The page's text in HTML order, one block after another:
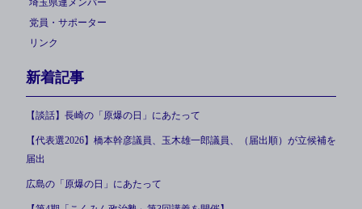
埼玉県連メンバー
党員・サポーター
リンク
新着記事
【談話】長崎の「原爆の日」にあたって
【代表選2026】橋本幹彦議員、玉木雄一郎議員、（届出順）が立候補を
届出
広島の「原爆の日」にあたって